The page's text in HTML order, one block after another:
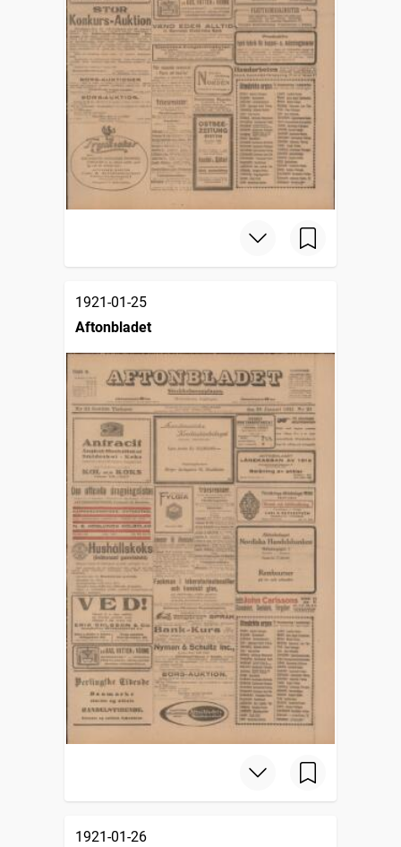
1921-01-25
Aftonbladet
1921-01-26